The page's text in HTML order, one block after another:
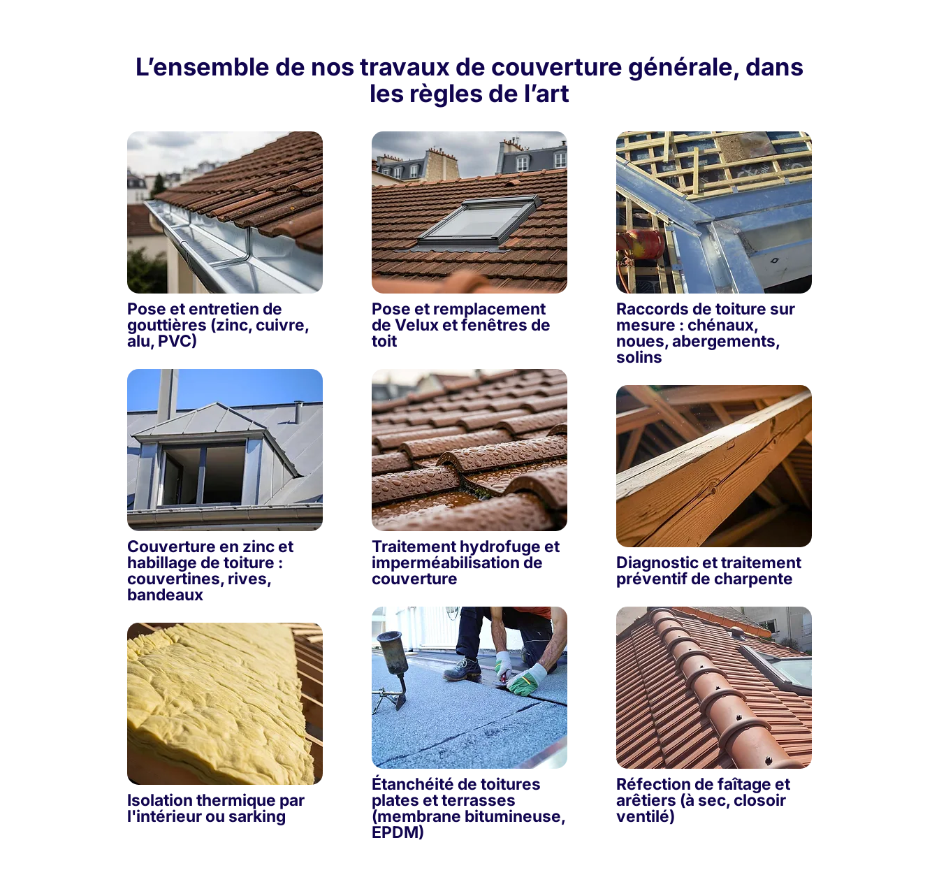
L’ensemble de nos travaux de couverture générale, dans
les règles de l’art
Pose et entretien de
gouttières (zinc, cuivre,
alu, PVC)
Couverture en zinc et
habillage de toiture :
couvertines, rives,
bandeaux
Isolation thermique par
l'intérieur ou sarking
Pose et remplacement
de Velux et fenêtres de
toit
Traitement hydrofuge et
imperméabilisation de
couverture
Étanchéité de toitures
plates et terrasses
(membrane bitumineuse,
EPDM)
Raccords de toiture sur
mesure : chénaux,
noues, abergements,
solins
Diagnostic et traitement
préventif de charpente
Réfection de faîtage et
arêtiers (à sec, closoir
ventilé)